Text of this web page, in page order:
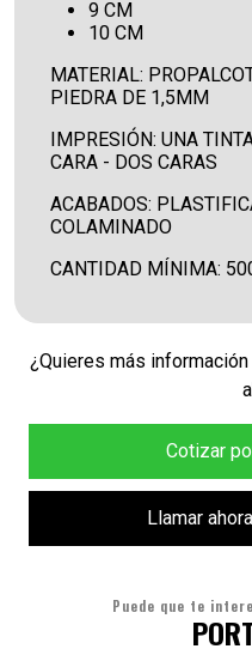
9 CM
10 CM
MATERIAL:
PIEDRA DE 1,5MM
IMPRESIÓN: UNA
CARA - DOS CARAS
ACABADOS:
COLAMINADO
CANTIDAD MÍNIMA:
¿Quieres más
Cotizar
Llamar
Puede que te